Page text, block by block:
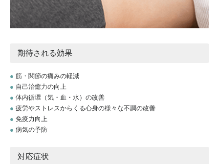
期待される効果
● 筋・関節の痛みの軽減
● 自己治癒力の向上
● 体内循環（気・血・水）の改善
● 疲労やストレスからくる心身の様々な不調の改善
● 免疫力向上
● 病気の予防
対応症状